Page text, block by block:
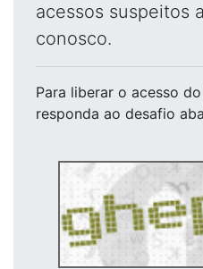
acessos suspeitos
conosco.
Para liberar o acesso
responda ao desafio